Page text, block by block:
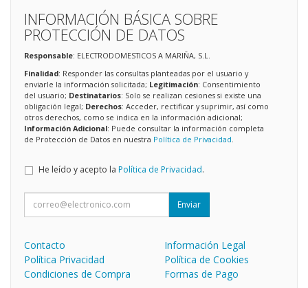
INFORMACIÓN BÁSICA SOBRE
PROTECCIÓN DE DATOS
Responsable: ELECTRODOMESTICOS A MARIÑA, S.L.
Finalidad: Responder las consultas planteadas por el usuario y
enviarle la información solicitada; Legitimación: Consentimiento
del usuario; Destinatarios: Solo se realizan cesiones si existe una
obligación legal; Derechos: Acceder, rectificar y suprimir, así como
otros derechos, como se indica en la información adicional;
Información Adicional: Puede consultar la información completa
de Protección de Datos en nuestra Política de Privacidad.
He leído y acepto la Política de Privacidad.
Enviar
Contacto
Información Legal
Política Privacidad
Política de Cookies
Condiciones de Compra
Formas de Pago